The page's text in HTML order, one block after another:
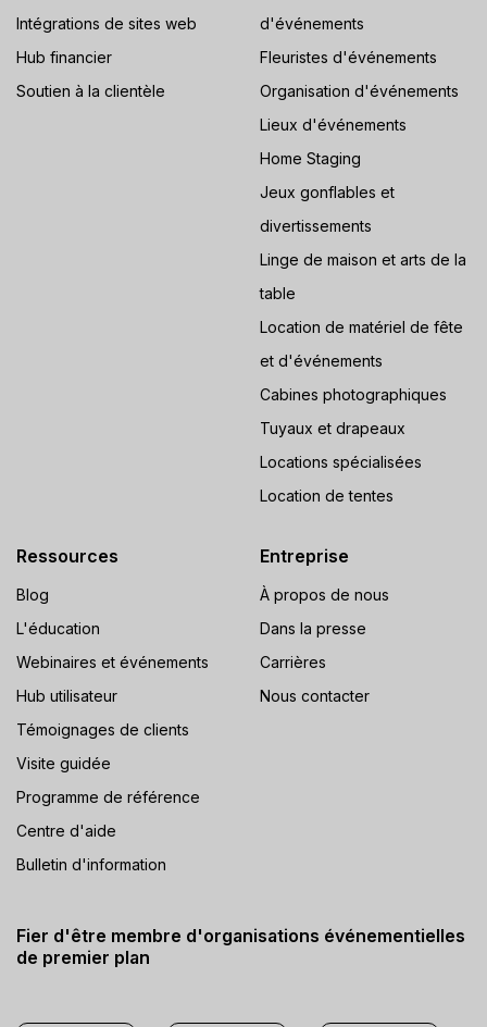
Intégrations de sites web
Hub financier
Soutien à la clientèle
d'événements
Fleuristes d'événements
Organisation d'événements
Lieux d'événements
Home Staging
Jeux gonflables et
divertissements
Linge de maison et arts de la
table
Location de matériel de fête
et d'événements
Cabines photographiques
Tuyaux et drapeaux
Locations spécialisées
Location de tentes
Ressources
Blog
L'éducation
Webinaires et événements
Hub utilisateur
Témoignages de clients
Visite guidée
Programme de référence
Centre d'aide
Bulletin d'information
Entreprise
À propos de nous
Dans la presse
Carrières
Nous contacter
Fier d'être membre d'organisations événementielles
de premier plan